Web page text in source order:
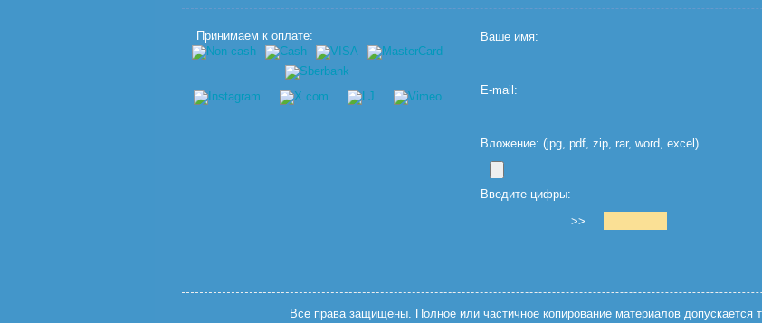
Принимаем к оплате: Ваше имя:
E-mail:
Вложение: (jpg, pdf, zip, rar, word, excel)
Введите цифры:
>>
Все права защищены. Полное или частичное копирование материалов допускается